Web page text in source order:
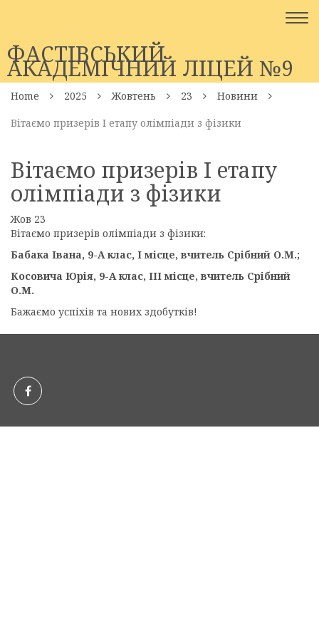
ФАСТІВСЬКИЙ
АКАДЕМІЧНИЙ ЛІЦЕЙ №9
Home 2025 Жовтень 23
Новини
Вітаємо призерів І етапу олімпіади з фізики
Вітаємо призерів І етапу
олімпіади з фізики
Жов 23
Вітаємо призерів олімпіади з фізики:
Бабака Івана, 9-А клас, І місце, вчитель Срібний О.М.;
Косовича Юрія, 9-А клас, ІІІ місце, вчитель Срібний
О.М.
Бажаємо успіхів та нових здобутків!